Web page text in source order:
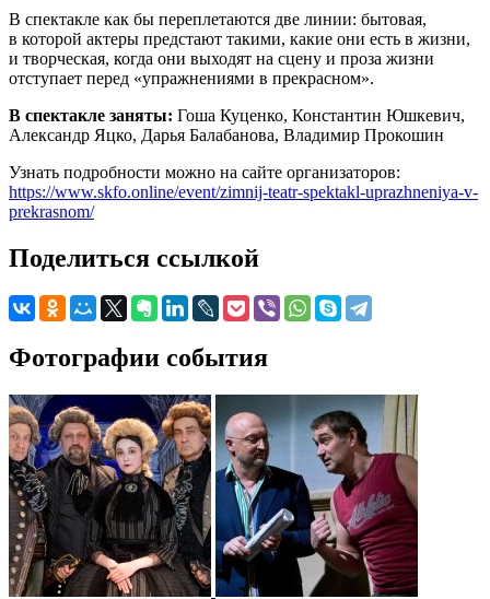
В спектакле как бы переплетаются две линии: бытовая,
в которой актеры предстают такими, какие они есть в жизни,
и творческая, когда они выходят на сцену и проза жизни
отступает перед «упражнениями в прекрасном».
В спектакле заняты: Гоша Куценко, Константин Юшкевич,
Александр Яцко, Дарья Балабанова, Владимир Прокошин
Узнать подробности можно на сайте организаторов:
https://www.skfo.online/event/zimnij-teatr-spektakl-uprazhneniya-v-
prekrasnom/
Поделиться ссылкой
Фотографии события